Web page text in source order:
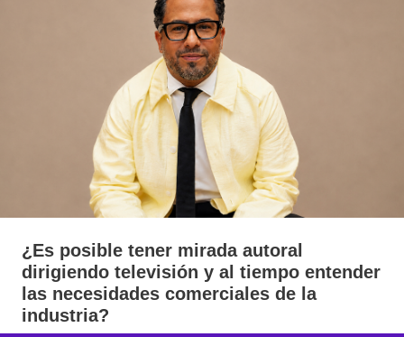
¿Es posible tener mirada autoral
dirigiendo televisión y al tiempo entender
las necesidades comerciales de la
industria?